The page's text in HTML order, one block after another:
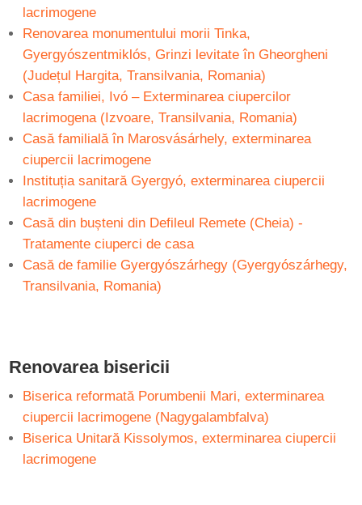
lacrimogene
Renovarea monumentului morii Tinka,
Gyergyószentmiklós, Grinzi levitate în Gheorgheni
(Județul Hargita, Transilvania, Romania)
Casa familiei, Ivó – Exterminarea ciupercilor
lacrimogena (Izvoare, Transilvania, Romania)
Casă familială în Marosvásárhely, exterminarea
ciupercii lacrimogene
Instituția sanitară Gyergyó, exterminarea ciupercii
lacrimogene
Casă din bușteni din Defileul Remete (Cheia) -
Tratamente ciuperci de casa
Casă de familie Gyergyószárhegy (Gyergyószárhegy,
Transilvania, Romania)
Renovarea bisericii
Biserica reformată Porumbenii Mari, exterminarea
ciupercii lacrimogene (Nagygalambfalva)
Biserica Unitară Kissolymos, exterminarea ciupercii
lacrimogene